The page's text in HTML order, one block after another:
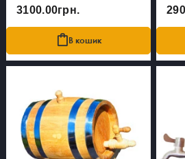
3100.00грн.
В кошик